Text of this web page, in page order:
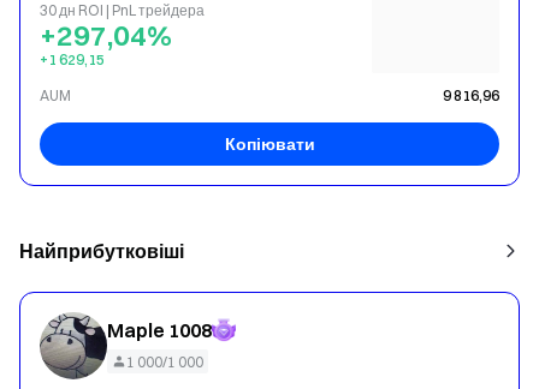
30 дн ROI | PnL трейдера
+297,04%
+1 629,15
AUM
9 816,96
Копіювати
Найприбутковіші
Maple 1008
1 000/1 000